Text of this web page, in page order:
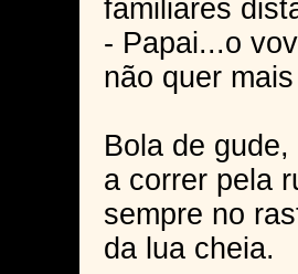
familiares
- Papai...o
não quer
Bola de
a correr pela
sempre no
da lua cheia.